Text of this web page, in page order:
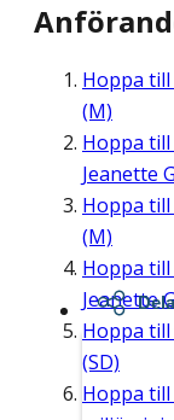
Hoppa till
(M)
Hoppa till
Jeanette
Hoppa till
(M)
Hoppa till
Jeanette
Hoppa till
(SD)
Hoppa till